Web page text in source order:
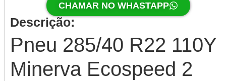
CHAMAR NO WHASTAPP
Descrição:
Pneu 285/40 R22 110Y
Minerva Ecospeed 2